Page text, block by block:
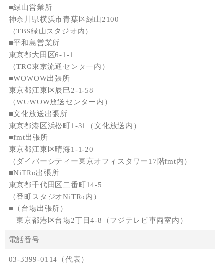
■緑山営業所
神奈川県横浜市青葉区緑山2100
（TBS緑山スタジオ内）
■平和島営業所
東京都大田区6-1-1
（TRC東京流通センター内）
■WOWOW出張所
東京都江東区辰巳2-1-58
（WOWOW放送センター内）
■文化放送出張所
東京都港区浜松町1-31（文化放送内）
■fmt出張所
東京都江東区晴海1-1-20
（ダイバーシティー東京オフィスタワー17階fmt内）
■NiTRo出張所
東京都千代田区二番町14-5
（番町スタジオNiTRo内）
■（台場出張所）
東京都港区台場2丁目4-8（フジテレビ車両室内）
電話番号
03-3399-0114（代表）